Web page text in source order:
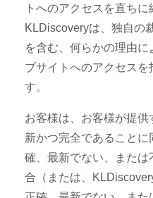
トへのアクセスを直ち
KLDiscoveryは、独自の
を含む、何らかの理由
ブサイトへのアクセスを
す。
お客様は、お客様が提
新かつ完全であること
確、最新でない、また
合（または、